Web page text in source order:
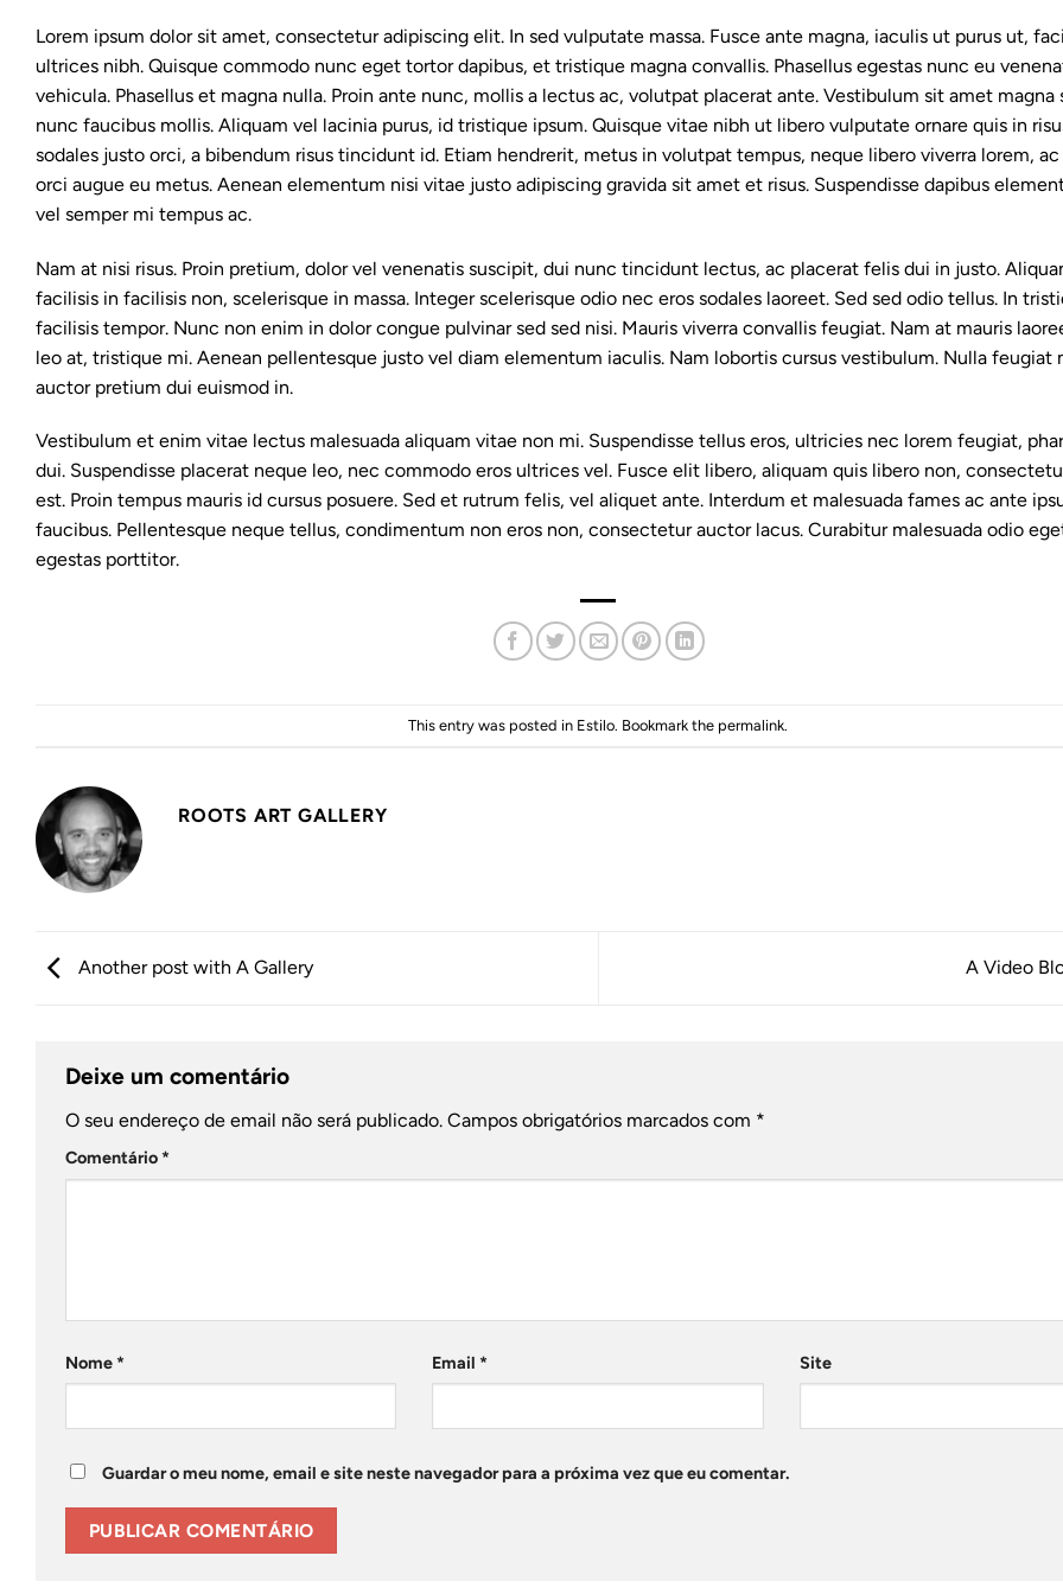
Lorem ipsum dolor sit amet, consectetur adipiscing elit. In sed vulputate massa. Fusce ante magna, iaculis ut purus ut,
ultrices nibh. Quisque commodo nunc eget tortor dapibus, et tristique magna convallis. Phasellus egestas nunc eu
vehicula. Phasellus et magna nulla. Proin ante nunc, mollis a lectus ac, volutpat placerat ante. Vestibulum sit amet magna
nunc faucibus mollis. Aliquam vel lacinia purus, id tristique ipsum. Quisque vitae nibh ut libero vulputate ornare quis in
sodales justo orci, a bibendum risus tincidunt id. Etiam hendrerit, metus in volutpat tempus, neque libero viverra lorem,
orci augue eu metus. Aenean elementum nisi vitae justo adipiscing gravida sit amet et risus. Suspendisse dapibus
vel semper mi tempus ac.
Nam at nisi risus. Proin pretium, dolor vel venenatis suscipit, dui nunc tincidunt lectus, ac placerat felis dui in justo.
facilisis in facilisis non, scelerisque in massa. Integer scelerisque odio nec eros sodales laoreet. Sed sed odio tellus. In
facilisis tempor. Nunc non enim in dolor congue pulvinar sed sed nisi. Mauris viverra convallis feugiat. Nam at mauris
leo at, tristique mi. Aenean pellentesque justo vel diam elementum iaculis. Nam lobortis cursus vestibulum. Nulla feugiat
auctor pretium dui euismod in.
Vestibulum et enim vitae lectus malesuada aliquam vitae non mi. Suspendisse tellus eros, ultricies nec lorem feugiat,
dui. Suspendisse placerat neque leo, nec commodo eros ultrices vel. Fusce elit libero, aliquam quis libero non,
est. Proin tempus mauris id cursus posuere. Sed et rutrum felis, vel aliquet ante. Interdum et malesuada fames ac ante
faucibus. Pellentesque neque tellus, condimentum non eros non, consectetur auctor lacus. Curabitur malesuada odio
egestas porttitor.
This entry was posted in Estilo. Bookmark the permalink.
ROOTS ART GALLERY
Another post with A Gallery A Video
Deixe um comentário
O seu endereço de email não será publicado. Campos obrigatórios marcados com *
Comentário *
Nome * Email * Site
Guardar o meu nome, email e site neste navegador para a próxima vez que eu comentar.